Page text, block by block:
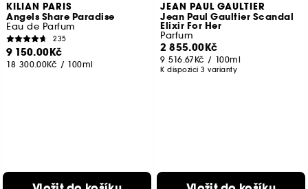
KILIAN PARIS
Angels Share Paradise
Eau de Parfum
235
9 150.00Kč
18 300.00Kč / 100ml
JEAN PAUL GAULTIER
Jean Paul Gaultier Scandal
Elixir For Her
Parfum
2 855.00Kč
9 516.67Kč / 100ml
K dispozici 3 varianty